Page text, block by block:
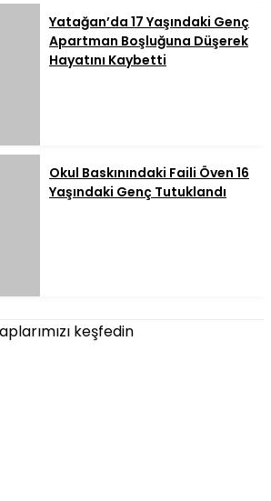
Yatağan’da 17 Yaşındaki Genç
Apartman Boşluğuna Düşerek
Hayatını Kaybetti
Okul Baskınındaki Faili Öven 16
Yaşındaki Genç Tutuklandı
keşfedin